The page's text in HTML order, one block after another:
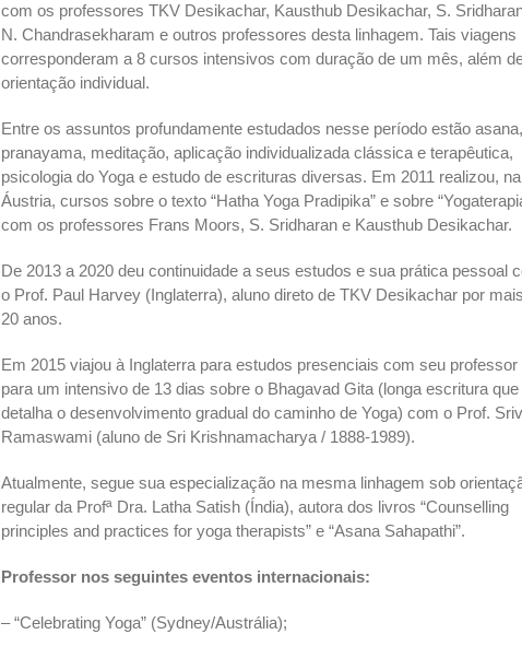
com os professores TKV Desikachar, Kausthub Desikachar, S.
N. Chandrasekharam e outros professores desta linhagem. Tais viagens
corresponderam a 8 cursos intensivos com duração de um mês, além
orientação individual.
Entre os assuntos profundamente estudados nesse período estão asana,
pranayama, meditação, aplicação individualizada clássica e terapêutica,
psicologia do Yoga e estudo de escrituras diversas. Em 2011 realizou, na
Áustria, cursos sobre o texto “Hatha Yoga Pradipika” e sobre
com os professores Frans Moors, S. Sridharan e Kausthub Desikachar.
De 2013 a 2020 deu continuidade a seus estudos e sua prática pessoal
o Prof. Paul Harvey (Inglaterra), aluno direto de TKV Desikachar por
20 anos.
Em 2015 viajou à Inglaterra para estudos presenciais com seu professor
para um intensivo de 13 dias sobre o Bhagavad Gita (longa escritura que
detalha o desenvolvimento gradual do caminho de Yoga) com o Prof.
Ramaswami (aluno de Sri Krishnamacharya / 1888-1989).
Atualmente, segue sua especialização na mesma linhagem sob
regular da Profª Dra. Latha Satish (Índia), autora dos livros “Counselling
principles and practices for yoga therapists” e “Asana Sahapathi”.
Professor nos seguintes eventos internacionais:
– “Celebrating Yoga” (Sydney/Austrália);